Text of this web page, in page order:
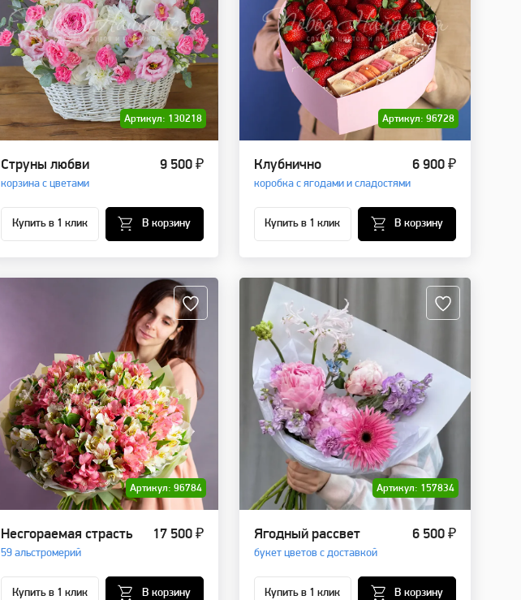
Артикул: 130218
Струны любви
корзина с цветами
9 500 ₽
Купить в 1 клик В корзину
Артикул: 96728
Клубнично
коробка с ягодами и сладостями
6 900 ₽
Купить в 1 клик В корзину
Артикул: 96784
Несгораемая страсть
59 альстромерий
17 500 ₽
Купить в 1 клик В корзину
Артикул: 157834
Ягодный рассвет
букет цветов с доставкой
6 500 ₽
Купить в 1 клик В корзину